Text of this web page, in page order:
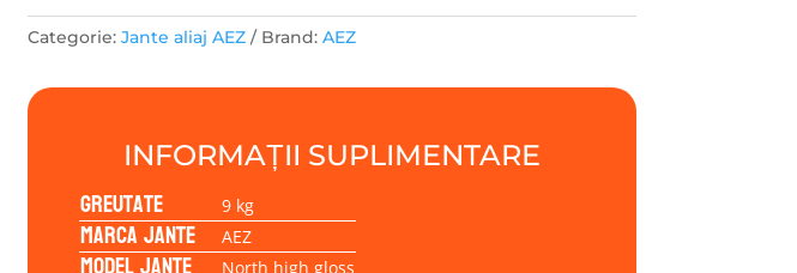
North
high
gloss
8.00x18
5/108/42/63,4
Categorie: Jante aliaj AEZ Brand: AEZ
INFORMAȚII SUPLIMENTARE
Greutate 9 kg
Marca jante AEZ
North high gloss